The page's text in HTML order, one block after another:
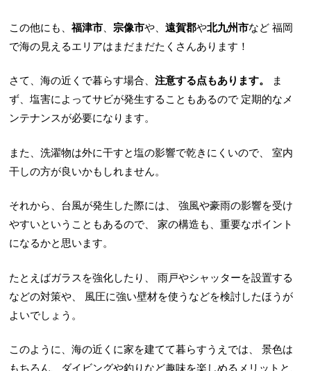
この他にも、福津市 宗像市や、遠賀郡や北九州市など 福岡
で海の見えるエリアはまだまだたくさんあります！
さて、海の近くで暮らす場合、注意する点もあります。
ま
ず、塩害によってサビが発生することもあるので 定期的なメ
ンテナンスが必要になります。
また、洗濯物は外に干すと塩の影響で乾きにくいので、
室内
干しの方が良いかもしれません。
それから、台風が発生した際には、
強風や豪雨の影響を受け
やすいということもあるので、
家の構造も、重要なポイント
になるかと思います。
たとえばガラスを強化したり、
雨戸やシャッターを設置する
などの対策や、
風圧に強い壁材を使うなどを検討したほうが
よいでしょう。
このように、海の近くに家を建てて暮らすうえでは、
景色は
もちろん、ダイビングや釣りなど趣味を楽しめるメリットと、